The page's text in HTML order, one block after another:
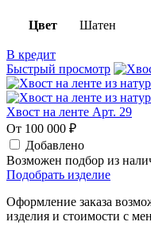
Цвет Шатен
В кредит
Быстрый просмотр
Хвост на ленте Арт. 29
От 100 000 ₽
Добавлено
Возможен подбор из
Подобрать изделие
Оформление заказа
изделия и стоимости с